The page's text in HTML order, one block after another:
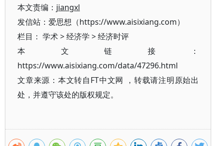
本文责编： jiangxl
发信站：爱思想（https://www.aisixiang.com）
栏目： 学术>经济学 >经济时评
本文链接：
https://www.aisixiang.com/data/47296.html
文章来源：本文转自FT中文网 ，转载请注明原始出
处，并遵守该处的版权规定。